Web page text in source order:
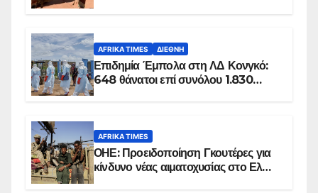
AFRIKA TIMES ΔΙΕΘΝΉ
Επιδημία Έμπολα στη ΛΔ Κονγκό:
648 θάνατοι επί συνόλου 1.830
AFRIKA TIMES
ΟΗΕ: Προειδοποίηση Γκουτέρες για
κίνδυνο νέας αιματοχυσίας στο Ελ